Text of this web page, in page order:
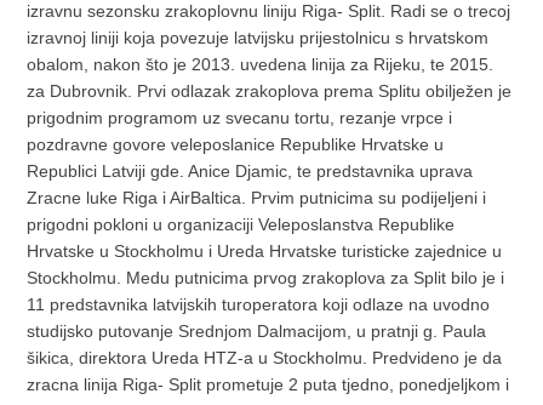
izravnu sezonsku zrakoplovnu liniju Riga- Split. Radi se o trecoj
izravnoj liniji koja povezuje latvijsku prijestolnicu s hrvatskom
obalom, nakon što je 2013. uvedena linija za Rijeku, te 2015.
za Dubrovnik. Prvi odlazak zrakoplova prema Splitu obilježen je
prigodnim programom uz svecanu tortu, rezanje vrpce i
pozdravne govore veleposlanice Republike Hrvatske u
Republici Latviji gde. Anice Djamic, te predstavnika uprava
Zracne luke Riga i AirBaltica. Prvim putnicima su podijeljeni i
prigodni pokloni u organizaciji Veleposlanstva Republike
Hrvatske u Stockholmu i Ureda Hrvatske turisticke zajednice u
Stockholmu. Medu putnicima prvog zrakoplova za Split bilo je i
11 predstavnika latvijskih turoperatora koji odlaze na uvodno
studijsko putovanje Srednjom Dalmacijom, u pratnji g. Paula
šikica, direktora Ureda HTZ-a u Stockholmu. Predvideno je da
zracna linija Riga- Split prometuje 2 puta tjedno, ponedjeljkom i